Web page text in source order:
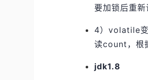
要加锁后重
4）volatile
读count，根
jdk1.8